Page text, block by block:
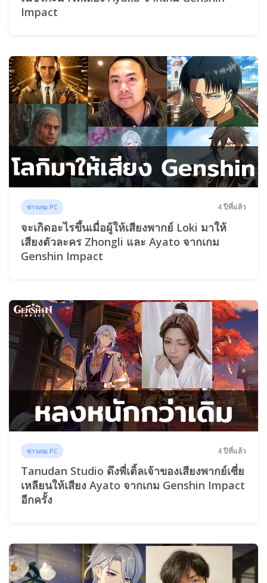
Impact
ข่าวเกม PC 4 ปีที่แล้ว
จะเกิดอะไรขึ้นเมื่อผู้ให้เสียงพากย์ Loki มาให้
เสียงตัวละคร Zhongli และ Ayato จากเกม
Genshin Impact
ข่าวเกม PC 4 ปีที่แล้ว
Tanudan Studio ดึงพี่เติ้ลเจ้าของเสียงพากย์เซี่ย
เหลียนให้เสียง Ayato จากเกม Genshin Impact
อีกครั้ง